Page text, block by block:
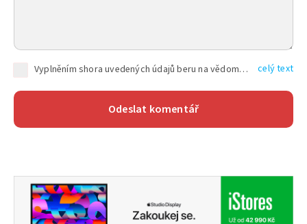
Vyplněním shora uvedených údajů beru na vědomí, že společnost TEXT FACTORY s.r.o., sídlem Brno, Durďákova 336/29, Černá Pole, PSČ: 613 00, IČ: 06157831, zapsané u Krajského soudu v Brně, oddíl C, vložka 100399, bude zpracovávat mé osobní údaje uvedené v rámci mnou vyplněného registračního formuláře na základě oprávněných zájmů TEXT FACTORY s.r.o. dle čl. 6 odst. 1 písm. f) GDPR a pro splnění právních povinností (čl. 6 odst. 1 písm. c) GDPR), a to pro tyto účely: nezbytnost zajistit oprávnění návštěvníka webových stránek provozovaných společností TEXT FACTORY s.r.o. přispívat aktivně ke zveřejněným článkům nebo v rámci diskusních fór a výkon práv TEXT FACTORY s.r.o. jako administrátora těchto diskusních fór. Více informací o zpracování osobních údajů a právech lze nalézt v celý text